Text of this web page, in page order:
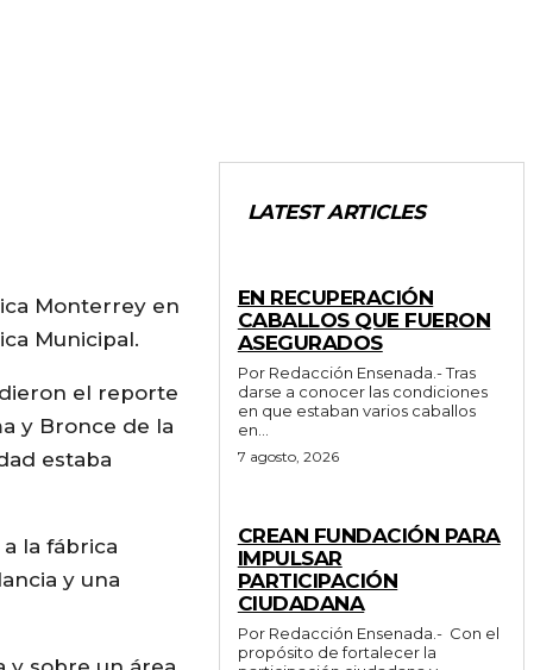
Monterrey en
Municipal.
el reporte
y Bronce de la
estaba
la fábrica
y una
LATEST ARTICLES
EN RECUPERACIÓN
CABALLOS QUE FUERON
ASEGURADOS
Por Redacción Ensenada.- Tras
darse a conocer las condiciones
en que estaban varios caballos
en...
7 agosto, 2026
CREAN FUNDACIÓN PARA
IMPULSAR
PARTICIPACIÓN
CIUDADANA
Por Redacción Ensenada.- Con el
propósito de fortalecer la